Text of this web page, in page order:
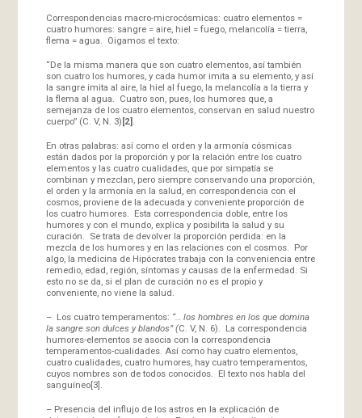
Correspondencias macro-microcósmicas: cuatro elementos =
cuatro humores: sangre = aire, hiel = fuego, melancolía = tierra,
flema = agua. Oigamos el texto:
“De la misma manera que son cuatro elementos, así también
son cuatro los humores, y cada humor imita a su elemento, y así
la sangre imita al aire, la hiel al fuego, la melancolía a la tierra y
la flema al agua. Cuatro son, pues, los humores que, a
semejanza de los cuatro elementos, conservan en salud nuestro
cuerpo” (C. V, N. 3)[2].
En otras palabras: así como el orden y la armonía cósmicas
están dados por la proporción y por la relación entre los cuatro
elementos y las cuatro cualidades, que por simpatía se
combinan y mezclan, pero siempre conservando una proporción,
el orden y la armonía en la salud, en correspondencia con el
cosmos, proviene de la adecuada y conveniente proporción de
los cuatro humores. Esta correspondencia doble, entre los
humores y con el mundo, explica y posibilita la salud y su
curación. Se trata de devolver la proporción perdida: en la
mezcla de los humores y en las relaciones con el cosmos. Por
algo, la medicina de Hipócrates trabaja con la conveniencia entre
remedio, edad, región, síntomas y causas de la enfermedad. Si
esto no se da, si el plan de curación no es el propio y
conveniente, no viene la salud.
– Los cuatro temperamentos: “… los hombres en los que domina
la sangre son dulces y blandos” (C. V, N. 6). La correspondencia
humores-elementos se asocia con la correspondencia
temperamentos-cualidades. Así como hay cuatro elementos,
cuatro cualidades, cuatro humores, hay cuatro temperamentos,
cuyos nombres son de todos conocidos. El texto nos habla del
sanguíneo[3]
– Presencia del influjo de los astros en la explicación de